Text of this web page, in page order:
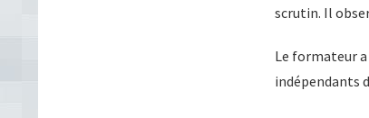
scrutin. Il
Le formateur
indépendants